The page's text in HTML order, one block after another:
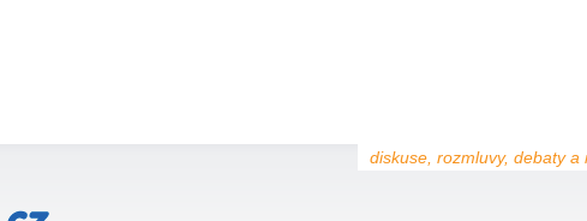
diskuse, rozmluvy, debaty a